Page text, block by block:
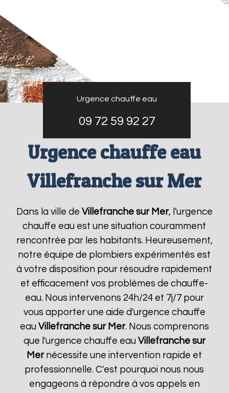
Urgence chauffe eau
09 72 59 92 27
Urgence chauffe eau
Villefranche sur Mer
Dans la ville de Villefranche sur Mer, l'urgence
chauffe eau est une situation couramment
rencontrée par les habitants. Heureusement,
notre équipe de plombiers expérimentés est
à votre disposition pour résoudre rapidement
et efficacement vos problèmes de chauffe-
eau. Nous intervenons 24h/24 et 7j/7 pour
vous apporter une aide d'urgence chauffe
eau Villefranche sur Mer. Nous comprenons
que l'urgence chauffe eau Villefranche sur
Mernécessite une intervention rapide et
professionnelle. C'est pourquoi nous nous
engageons à répondre à vos appels en